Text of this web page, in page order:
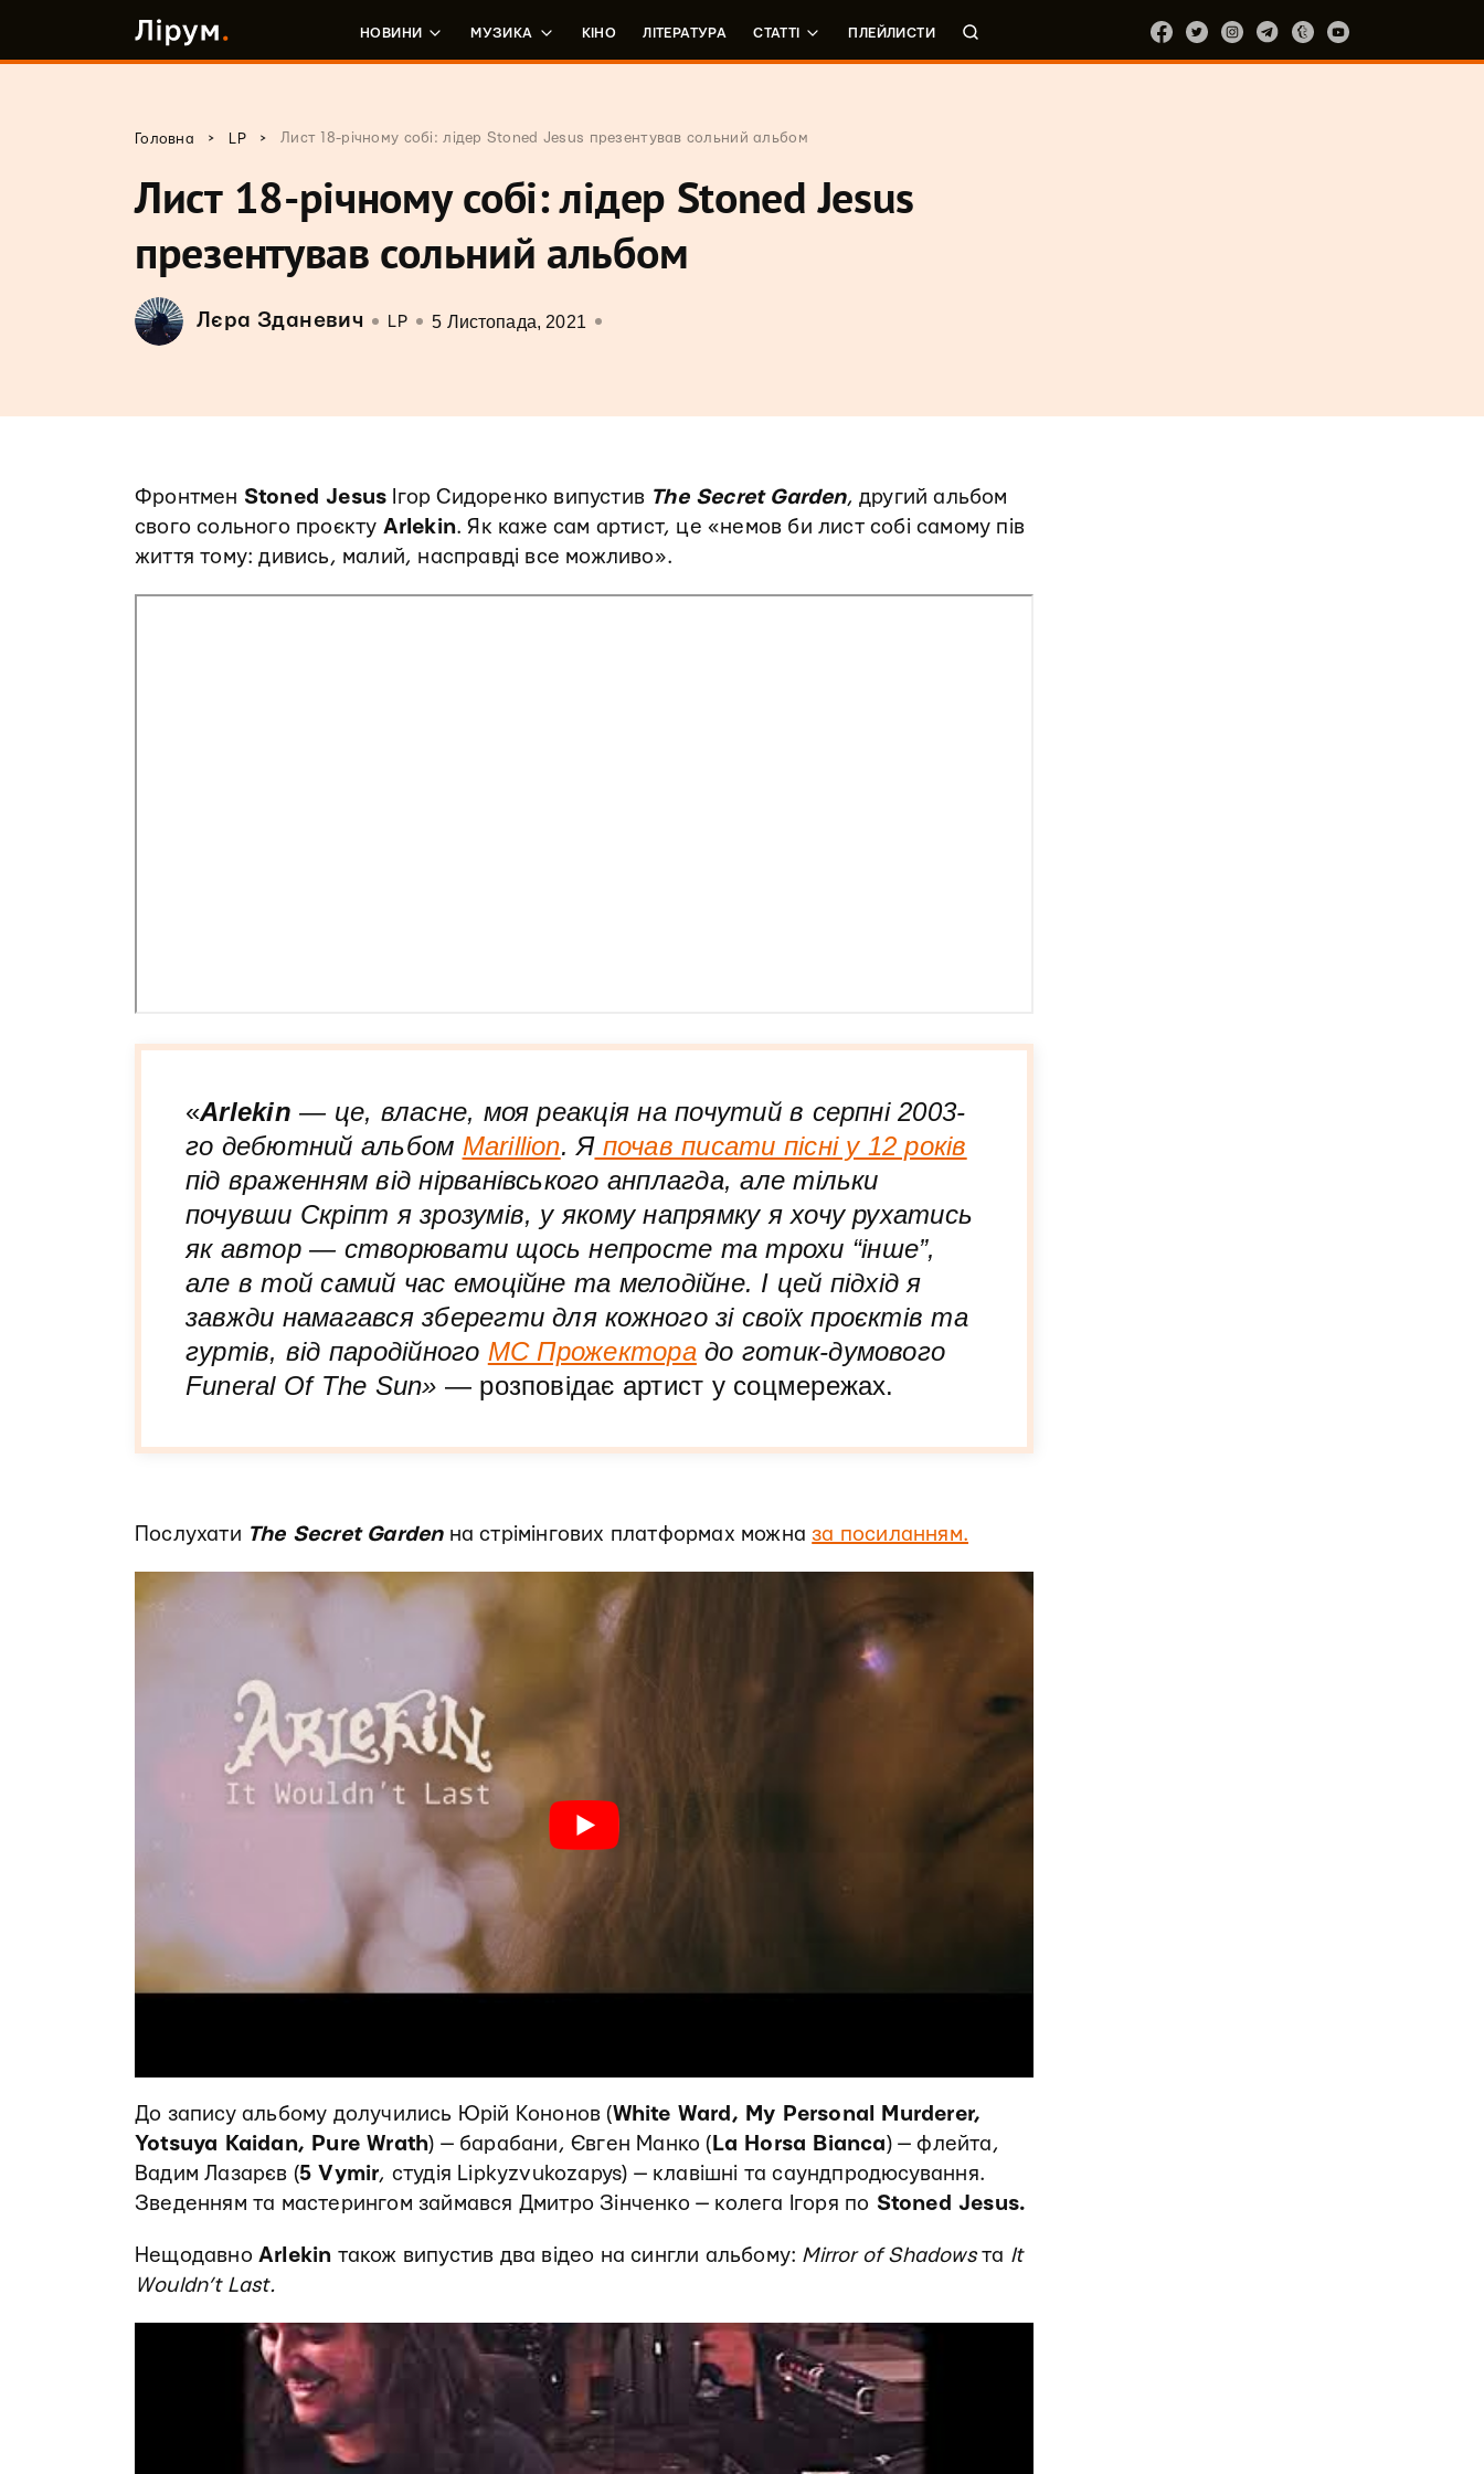
НОВИНИ МУЗИКА КІНО ЛІТЕРАТУРА СТАТТІ ПЛЕЙЛИСТИ
Головна > LP > Лист 18-річному собі: лідер Stoned Jesus презентував сольний альбом
Лист 18-річному собі: лідер Stoned Jesus
презентував сольний альбом
Лєра Зданевич LP 5 Листопада, 2021
Фронтмен Stoned Jesus Ігор Сидоренко випустив The Secret Garden, другий альбом
свого сольного проєкту Arlekin. Як каже сам артист, це «немов би лист собі самому пів
життя тому: дивись, малий, насправді все можливо».
«Arlekin — це, власне, моя реакція на почутий в серпні 2003-
го дебютний альбом Marillion. Япочав писати пісні у 12 років
під враженням від нірванівського анплагда, але тільки
почувши Скріпт я зрозумів, у якому напрямку я хочу рухатись
як автор — створювати щось непросте та трохи “інше”,
але в той самий час емоційне та мелодійне. I цей підхід я
завжди намагався зберегти для кожного зі своїх проєктів та
гуртів, від пародійного МС Прожекторадо готик-думового
Funeral Of The Sun» — розповідає артист у соцмережах.
Послухати The Secret Gardenна стрімінгових платформах можна за посиланням.
До запису альбому долучились Юрій Кононов (White Ward, My Personal Murderer,
Yotsuya Kaidan, Pure Wrath) — барабани, Євген Манко ( La Horsa Bianca) — флейта,
Вадим Лазарєв (5 Vymir, студія Lipkyzvukozapys) — клавішні та саундпродюсування.
Зведенням та мастерингом займався Дмитро Зінченко — колега Ігоря по Stoned Jesus.
Нещодавно Arlekin також випустив два відео на сингли альбому: Mirror of Shadowsта It
Wouldn’t Last.